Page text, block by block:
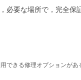
必要な場所で，完全
きる修理オプションがあ